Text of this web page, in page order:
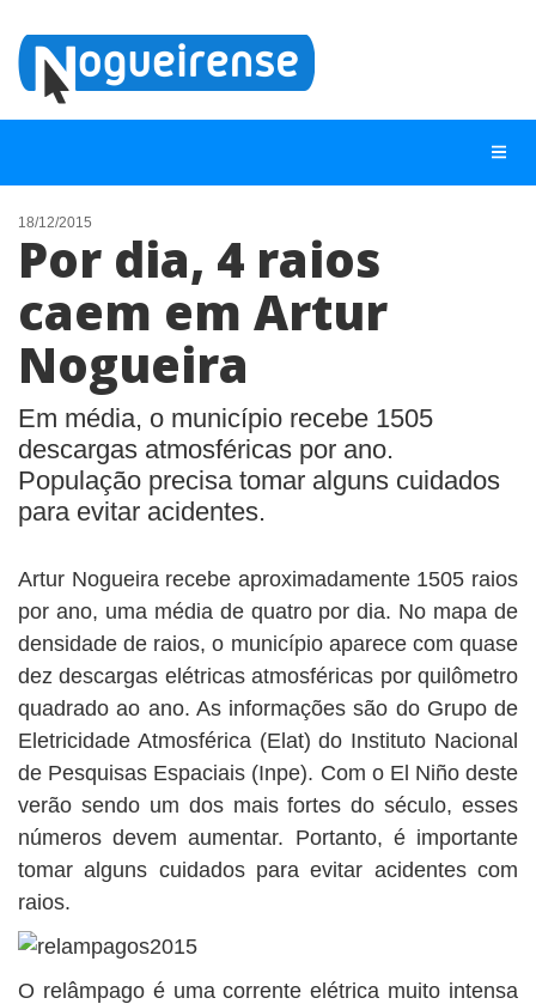
NOTÍCIAS
LISTA DIGITAL
TELEFONES ÚTEIS
QUEM SOMOS
CONTATO
ANUNCIE
18/12/2015
Por dia, 4 raios
caem em Artur
Nogueira
Em média, o município recebe 1505
descargas atmosféricas por ano.
População precisa tomar alguns cuidados
para evitar acidentes.
Artur Nogueira recebe aproximadamente 1505 raios
por ano, uma média de quatro por dia. No mapa de
densidade de raios, o município aparece com quase
dez descargas elétricas atmosféricas por quilômetro
quadrado ao ano. As informações são do Grupo de
Eletricidade Atmosférica (Elat) do Instituto Nacional
de Pesquisas Espaciais (Inpe). Com o El Niño deste
verão sendo um dos mais fortes do século, esses
números devem aumentar. Portanto, é importante
tomar alguns cuidados para evitar acidentes com
raios.
O relâmpago é uma corrente elétrica muito intensa